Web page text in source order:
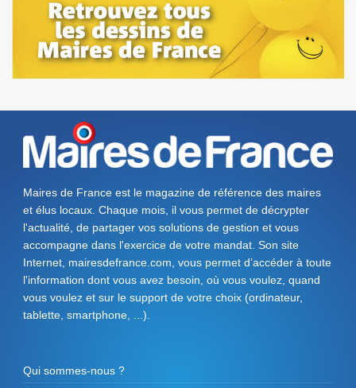
Maires de France est le magazine de référence des maires
et élus locaux. Chaque mois, il vous permet de décrypter
l'actualité, de partager vos solutions de gestion et vous
accompagne dans l'exercice de votre mandat. Son site
Internet, mairesdefrance.com, vous permet d’accéder à toute
l'information dont vous avez besoin, où vous voulez, quand
vous voulez et sur le support de votre choix (ordinateur,
tablette, smartphone, ...).
Qui sommes-nous ?